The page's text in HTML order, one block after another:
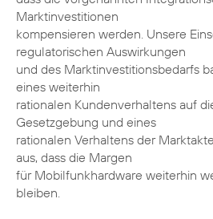
Marktinvestitionen
kompensieren werden. Unsere
regulatorischen Auswirkungen
und des Marktinvestitionsbedarfs
eines weiterhin
rationalen Kundenverhaltens auf
Gesetzgebung und eines
rationalen Verhaltens der
aus, dass die Margen
für Mobilfunkhardware weiterhin
bleiben.